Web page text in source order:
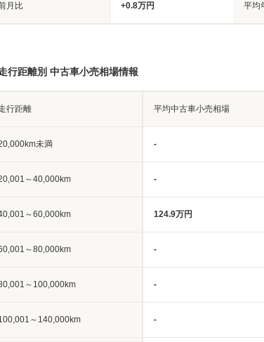
月比 +0.8万円 平均
行距離別 中古車小売相場情報
行距離 平均中古車小売相場
未満 -
～40,000km -
～60,000km 124.9万円
～80,000km -
～100,000km -
～140,000km -